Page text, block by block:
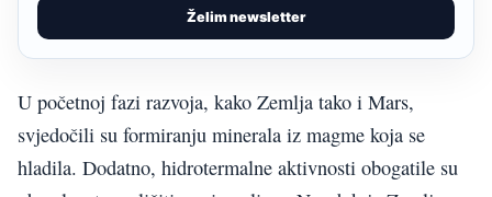
Želim newsletter
U početnoj fazi razvoja, kako Zemlja tako i Mars,
svjedočili su formiranju minerala iz magme koja se
hladila. Dodatno, hidrotermalne aktivnosti obogatile su